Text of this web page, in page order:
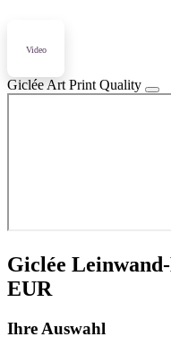
Video
Giclée Art Print Quality
Giclée
EUR
Ihre Auswahl